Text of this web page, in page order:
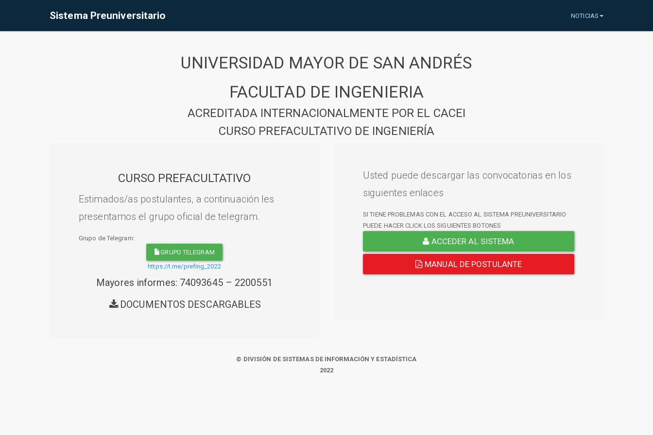
Sistema Preuniversitario NOTICIAS
UNIVERSIDAD MAYOR DE SAN ANDRÉS
FACULTAD DE INGENIERIA
ACREDITADA INTERNACIONALMENTE POR EL CACEI
CURSO PREFACULTATIVO DE INGENIERÍA
CURSO PREFACULTATIVO
Estimados/as postulantes, a continuación les
presentamos el grupo oficial de telegram.
Grupo de Telegram:
GRUPO TELEGRAM
https://t.me/prefing_2022
Mayores informes: 74093645 – 2200551
DOCUMENTOS DESCARGABLES
Usted puede descargar las convocatorias en los
siguientes enlaces
SI TIENE PROBLEMAS CON EL ACCESO AL SISTEMA PREUNIVERSITARIO
PUEDE HACER CLICK LOS SIGUIENTES BOTONES
ACCEDER AL SISTEMA
MANUAL DE POSTULANTE
© DIVISIÓN DE SISTEMAS DE INFORMACIÓN Y ESTADÍSTICA
2022